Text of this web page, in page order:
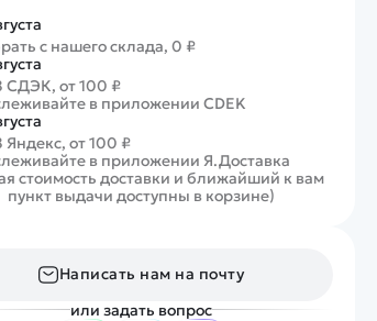
с нашего склада, 0 ₽
СДЭК, от 100 ₽
в приложении CDEK
Яндекс, от 100 ₽
в приложении Я.Доставка
стоимость доставки и ближайший к вам
пункт выдачи доступны в корзине)
Написать нам на почту
или задать вопрос